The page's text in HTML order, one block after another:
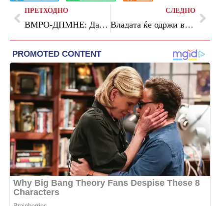
ПРЕТХОДНО
ВМРО-ДПМНЕ: Дали Деаноски го претвора УПОЗ во клуб за лица блиски до СДС?
СЛЕДНО
Владата ќе одржи вонредна седница за горивата: ДДВ-то за бензините се враќа на 18%, акцизите остануваат намалени